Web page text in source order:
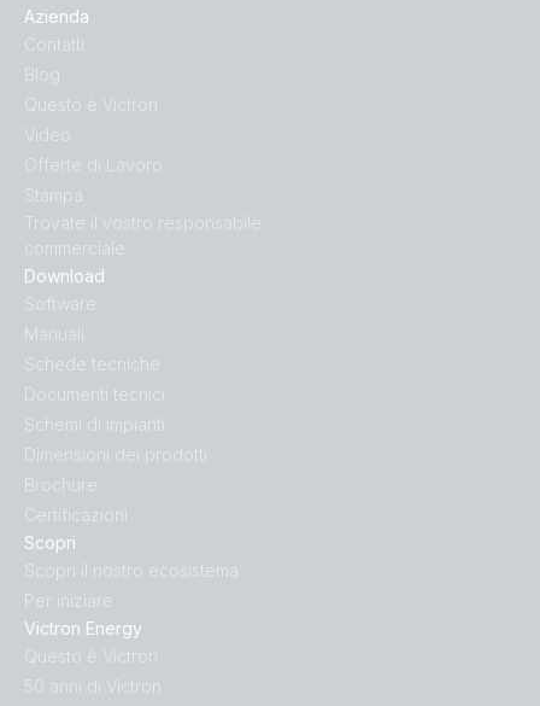
Scopri
Scopri il nostro ecosistema
Per iniziare
Victron Energy
Questo è Victron
50 anni di Victron
Download
Software
Manuali
Schede tecniche
Documenti tecnici
Schemi di impianti
Dimensioni dei prodotti
Brochure
Certificazioni
Azienda
Contatti
Blog
Questo è Victron
Video
Offerte di Lavoro
Stampa
Trovate il vostro responsabile
commerciale